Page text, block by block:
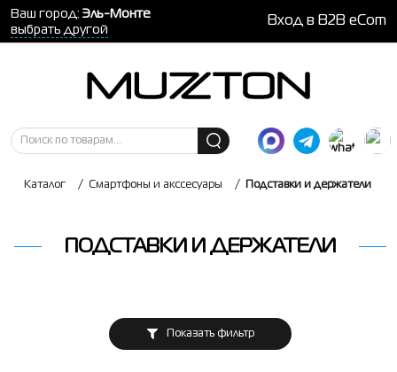
Ваш город: Эль-Монте
выбрать другой
Вход в B2B eCom
Каталог / Смартфоны и акссесуары / Подставки и держатели
ПОДСТАВКИ И ДЕРЖАТЕЛИ
Показать фильтр